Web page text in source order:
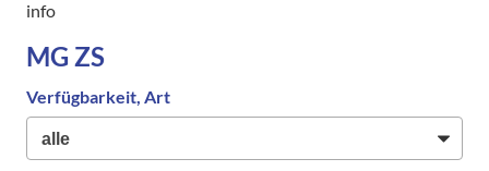
info
MG ZS
Verfügbarkeit, Art